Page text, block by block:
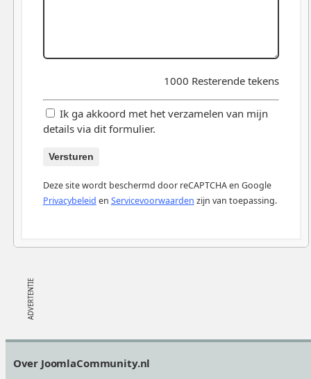
1000 Resterende tekens
Ik ga akkoord met het verzamelen van mijn
details via dit formulier.
Versturen
Deze site wordt beschermd door reCAPTCHA en Google
Privacybeleid en Servicevoorwaarden zijn van toepassing.
Over JoomlaCommunity.nl